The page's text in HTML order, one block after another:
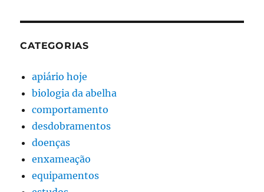
CATEGORIAS
apiário hoje
biologia da abelha
comportamento
desdobramentos
doenças
enxameação
equipamentos